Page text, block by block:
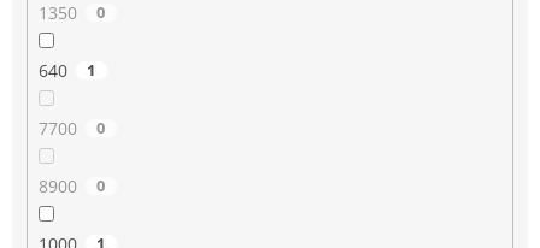
1350 0
640 1
7700 0
8900 0
1